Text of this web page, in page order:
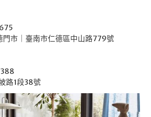
門市｜臺南市仁德區中山路779號
路1段38號